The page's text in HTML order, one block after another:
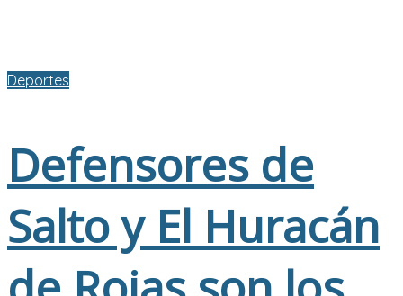
Deportes
Defensores de
Salto y El Huracán